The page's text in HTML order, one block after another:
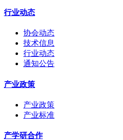
行业动态
协会动态
技术信息
行业动态
通知公告
产业政策
产业政策
产业标准
产学研合作